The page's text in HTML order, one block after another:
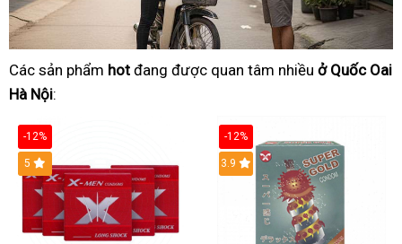
Các sản phẩm hot đang được quan tâm nhiều ở Quốc Oai
Hà Nội:
-12%
Hot
5
-12%
3.9